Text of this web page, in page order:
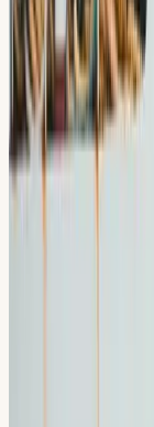
Lokal körguide
Att köra i
Slagsta är ett
inklämt mellan
det läget gör
vattnet, och
motorbroms
stället för
pass här,